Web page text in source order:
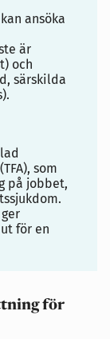
ansöka
är
och
särskilda
som
på jobbet,
för en
för